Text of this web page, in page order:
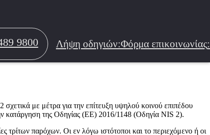
Υπηρεσίες συνεργείου
9800 Λήψη οδηγιών:Φόρμα επικοινωνίας:
και Μηχανημάτων
με μέτρα για την επίτευξη υψηλού κοινού επιπέδου
κατάργηση της Οδηγίας (ΕΕ) 2016/1148 (Οδηγία NIS 2).
τρίτων παρόχων. Οι εν λόγω ιστότοποι και το περιεχόμενο ή οι